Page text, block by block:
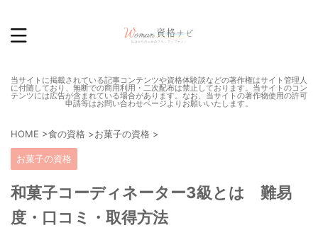
当サイトに掲載されている記事コンテンツや資格体験談などの著作権はサイト管理人
に付随しており、無断での商用利用・二次配布は禁止しております。当サイトのコン
テンツには広告が含まれている場合があります。なお、当サイトの著作物使用の許可
申請等はお問い合わせページよりお願いいたします。
HOME >食の資格 >お菓子の資格 >
お菓子の資格
和菓子コーディネーター3級とは 難易
度・口コミ・取得方法